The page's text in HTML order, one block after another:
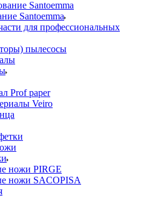
Santoemma
для профессиональных
пылесосы
Prof paper
Veiro
ножи PIRGE
ножи SACOPISA